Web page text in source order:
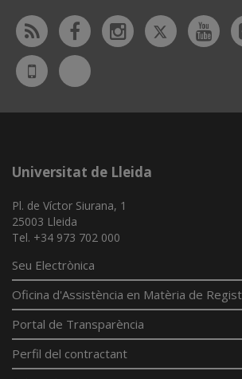
Rss FacebookInstagram
Twitter
UdL
App
Bluesky
Universitat de Lleida
Pl. de Víctor Siurana, 1
25003 Lleida
Tel. +34 973 702 000
Seu Electrònica
Oficina d'Assistència en Matèria de
Portal de Transparència
Perfil del contractant